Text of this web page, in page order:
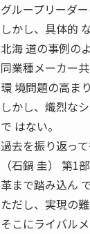
グループリーダー
しかし、具体的
北海 道の事例の
同業種メーカー
環 境問題の高ま
しかし、熾烈な
で はない。
過去を振り返っ
（石鍋 圭） 第
革まで踏み込ん
ただし、実現の
そこにライバル